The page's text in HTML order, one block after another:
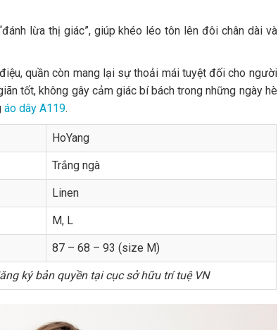
lừa thị giác”, giúp khéo léo tôn lên đôi chân dài và
quần còn mang lại sự thoải mái tuyệt đối cho người
tốt, không gây cảm giác bí bách trong những ngày hè
áo dây A119.
HoYang
Trắng ngà
Linen
M, L
87 – 68 – 93 (size M)
ký bản quyền tại cục sở hữu trí tuệ VN